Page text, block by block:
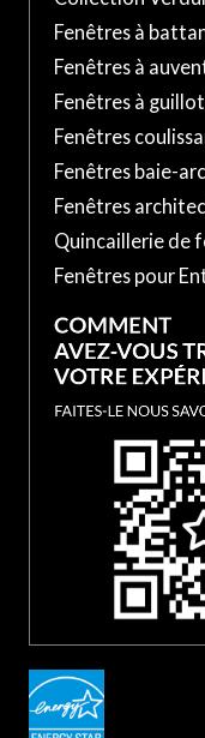
Fenêtres à
Fenêtres à
Fenêtres à
Fenêtres
Fenêtres baie-
Fenêtres
Quincaillerie de
Fenêtres pour